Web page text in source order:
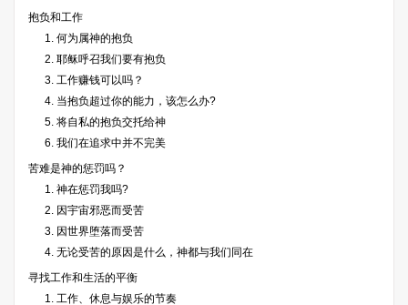
抱负和工作
1. 何为属神的抱负
2. 耶稣呼召我们要有抱负
3. 工作赚钱可以吗？
4. 当抱负超过你的能力，该怎么办?
5. 将自私的抱负交托给神
6. 我们在追求中并不完美
苦难是神的惩罚吗？
1. 神在惩罚我吗?
2. 因宇宙邪恶而受苦
3. 因世界堕落而受苦
4. 无论受苦的原因是什么，神都与我们同在
寻找工作和生活的平衡
1. 工作、休息与娱乐的节奏